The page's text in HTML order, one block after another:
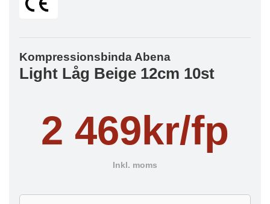
Kompressionsbinda Abena
Light Låg Beige 12cm 10st
2 469kr/fp
Inkl. moms